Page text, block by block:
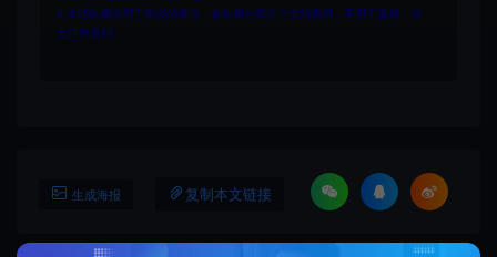
4.本站收费仅用于资源的保存、备份和分享所产生的费用，不用于盈利，亦
无任何盈利。
生成海报 复制本文链接